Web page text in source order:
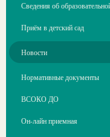
Сведения об
Приём в детский сад
Новости
Нормативные документы
ВСОКО ДО
Он-лайн приемная